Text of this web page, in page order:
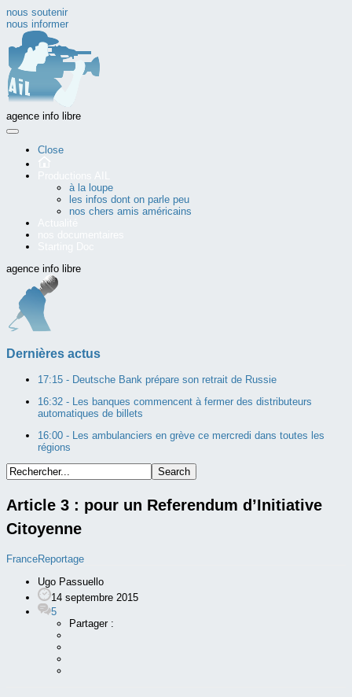
nous soutenir
nous informer
agence info libre
Close
à la loupe
les infos dont on parle peu
nos chers amis américains
agence info libre
Dernières actus
17:15 - Deutsche Bank prépare son retrait de Russie
16:32 - Les banques commencent à fermer des distributeurs
automatiques de billets
16:00 - Les ambulanciers en grève ce mercredi dans toutes les
régions
Article 3 : pour un Referendum d’Initiative
Citoyenne
FranceReportage
Ugo Passuello
14 septembre 2015
5
Partager :